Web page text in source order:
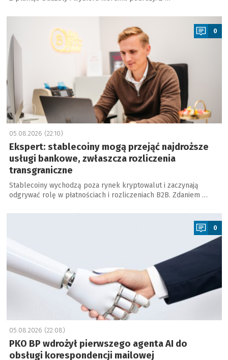
a
0
05.08.2026 (22:10)
Ekspert: stablecoiny mogą przejąć najdroższe
usługi bankowe, zwłaszcza rozliczenia
transgraniczne
Stablecoiny wychodzą poza rynek kryptowalut i zaczynają
odgrywać rolę w płatnościach i rozliczeniach B2B. Zdaniem …
a
0
05.08.2026 (22:08)
PKO BP wdrożył pierwszego agenta AI do
obsługi korespondencji mailowej